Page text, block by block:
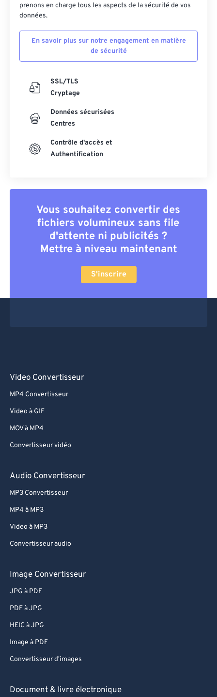
prenons en charge tous les aspects de la sécurité de vos
données.
En savoir plus sur notre engagement en matière
de sécurité
SSL/TLS
Cryptage
Données sécurisées
Centres
Contrôle d'accès et
Authentification
Vous souhaitez convertir des
fichiers volumineux sans file
d'attente ni publicités ?
Mettre à niveau maintenant
S'inscrire
Video Convertisseur
MP4 Convertisseur
Video à GIF
MOV à MP4
Convertisseur vidéo
Audio Convertisseur
MP3 Convertisseur
MP4 à MP3
Video à MP3
Convertisseur audio
Image Convertisseur
JPG à PDF
PDF à JPG
HEIC à JPG
Image à PDF
Convertisseur d'images
Document & livre électronique